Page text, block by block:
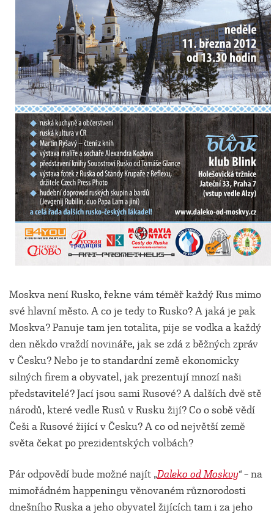
Moskva není Rusko, řekne vám téměř každý Rus mimo
své hlavní město. A co je tedy to Rusko? A jaká je pak
Moskva? Panuje tam jen totalita, pije se vodka a každý
den někdo vraždí novináře, jak se zdá z běžných zpráv
v Česku? Nebo je to standardní země ekonomicky
silných firem a obyvatel, jak prezentují mnozí naši
představitelé? Jací jsou sami Rusové? A dalších dvě stě
národů, které vedle Rusů v Rusku žijí? Co o sobě vědí
Češi a Rusové žijící v Česku? A co od největší země
světa čekat po prezidentských volbách?
Pár odpovědí bude možné najít „Daleko od Moskvy“ –na
mimořádném happeningu věnovaném různorodosti
dnešního Ruska a jeho obyvatel žijících tam i za jeho